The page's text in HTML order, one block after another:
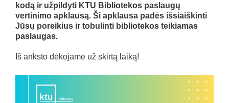
kodą ir užpildyti KTU Bibliotekos paslaugų
vertinimo apklausą. Ši apklausa padės išsiaiškinti
Jūsų poreikius ir tobulinti bibliotekos teikiamas
paslaugas.
Iš anksto dėkojame už skirtą laiką!